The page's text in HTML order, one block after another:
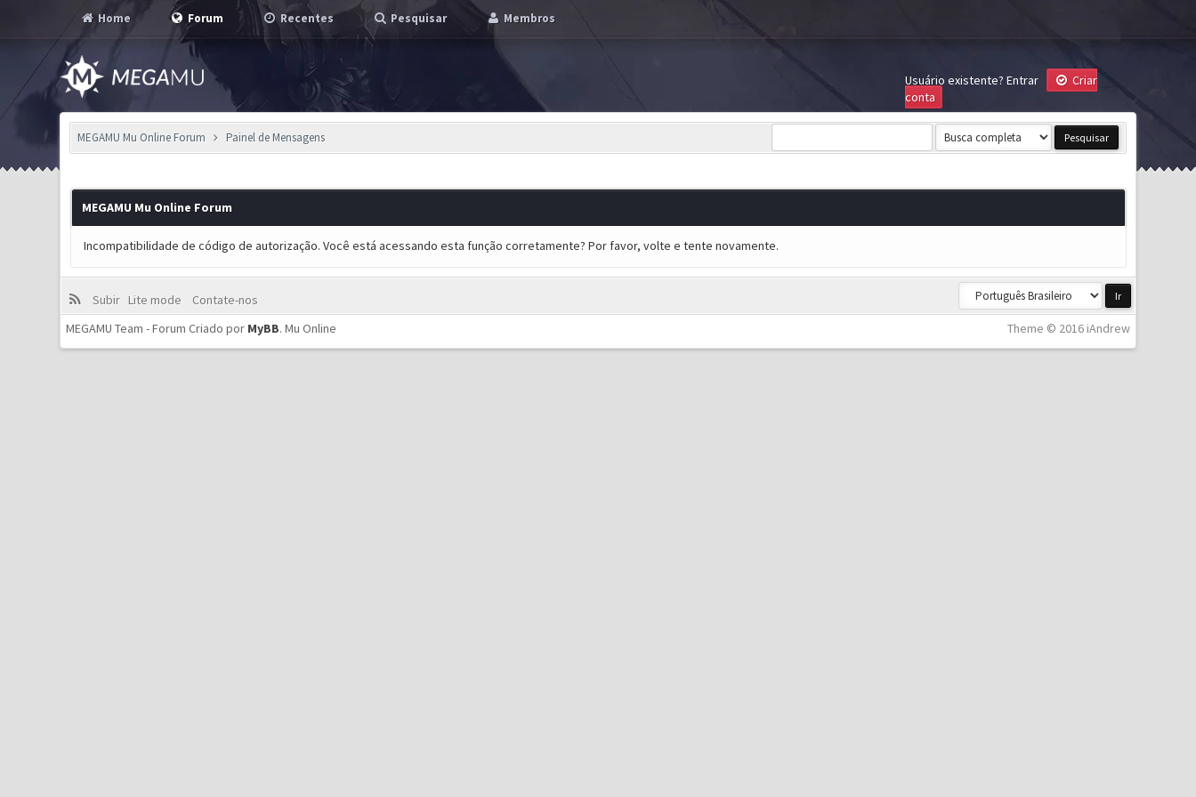
Home Forum Recentes Pesquisar Membros
Usuário existente? Entrar
Criar
conta
MEGAMU Mu Online Forum Painel de Mensagens
MEGAMU Mu Online Forum
Incompatibilidade de código de autorização. Você está acessando esta função corretamente? Por favor, volte e tente novamente.
Subir Lite mode
Contate-nos
Theme © 2016 iAndrew
MEGAMU Team - Forum Criado por MyBB.Mu Online